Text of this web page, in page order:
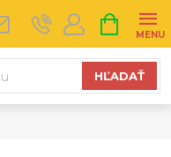
HĽADAŤ
KOŠÍK